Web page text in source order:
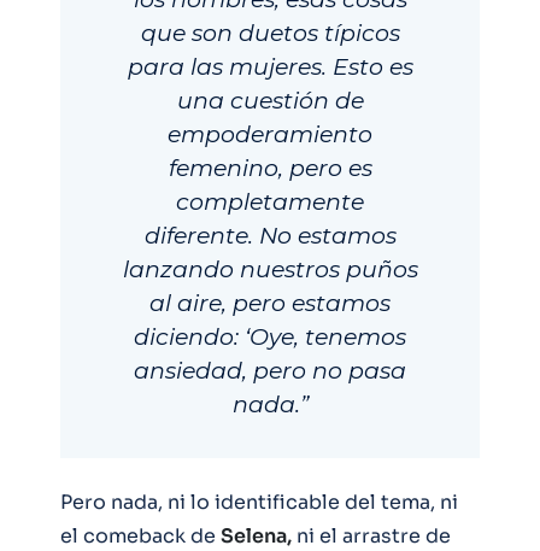
que son duetos típicos
para las mujeres. Esto es
una cuestión de
empoderamiento
femenino, pero es
completamente
diferente. No estamos
lanzando nuestros puños
al aire, pero estamos
diciendo: ‘Oye, tenemos
ansiedad, pero no pasa
nada.”
Pero nada, ni lo identificable del tema, ni
el comeback de Selena, ni el arrastre de